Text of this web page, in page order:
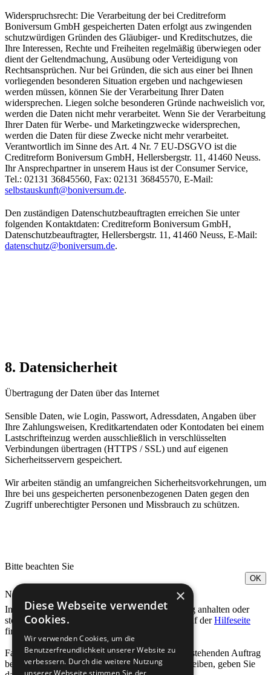
Widerspruchsrecht: Die Verarbeitung der bei Creditreform
Boniversum GmbH gespeicherten Daten erfolgt aus zwingenden
schutzwürdigen Gründen des Gläubiger- und Kreditschutzes, die
Ihre Interessen, Rechte und Freiheiten regelmäßig überwiegen oder
dient der Geltendmachung, Ausübung oder Verteidigung von
Rechtsansprüchen. Nur bei Gründen, die sich aus einer bei Ihnen
vorliegenden besonderen Situation ergeben und nachgewiesen
werden müssen, können Sie der Verarbeitung Ihrer Daten
widersprechen. Liegen solche besonderen Gründe nachweislich vor,
werden die Daten nicht mehr verarbeitet. Wenn Sie der Verarbeitung
Ihrer Daten für Werbe- und Marketingzwecke widersprechen,
werden die Daten für diese Zwecke nicht mehr verarbeitet.
Verantwortlich im Sinne des Art. 4 Nr. 7 EU-DSGVO ist die
Creditreform Boniversum GmbH, Hellersbergstr. 11, 41460 Neuss.
Ihr Ansprechpartner in unserem Haus ist der Consumer Service,
Tel.: 02131 36845560, Fax: 02131 36845570, E-Mail:
selbstauskunft@boniversum.de.
Den zuständigen Datenschutzbeauftragten erreichen Sie unter
folgenden Kontaktdaten: Creditreform Boniversum GmbH,
Datenschutzbeauftragter, Hellersbergstr. 11, 41460 Neuss, E-Mail:
datenschutz@boniversum.de.
8. Datensicherheit
Übertragung der Daten über das Internet
Sensible Daten, wie Login, Passwort, Adressdaten, Angaben über
Ihre Zahlungsweisen, Kreditkartendaten oder Kontodaten bei einem
Lastschrifteinzug werden ausschließlich in verschlüsselten
Verbindungen übertragen (HTTPS / SSL) und auf eigenen
Sicherheitsservern gespeichert.
Wir arbeiten ständig an umfangreichen Sicherheitsvorkehrungen, um
Ihre bei uns gespeicherten personenbezogenen Daten gegen den
Zugriff unberechtigter Personen und Missbrauch zu schützen.
Bitte beachten Sie
OK
Notfall-Kontakt
In IhrerBestellübersichtkönnen Sie Ihren Auftrag anhalten oder
stornieren, solange er noch nicht im Druck ist. Auf derHilfeseite
finden Sie Antworten auf wichtige Fragen.
Falls eine andere dringende Anfrage zu einem bestehenden Auftrag
besteht, können Sie auch eine E-Mail an uns schreiben, geben Sie
×
Diese Webseite verwendet
Cookies.
Wir verwenden Cookies, um die
Benutzerfreundlichkeit unserer Website zu
verbessern. Durch die weitere Nutzung
unserer Webseite stimmen Sie der